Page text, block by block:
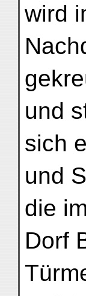
wird
und
sich
und
die
Dorf